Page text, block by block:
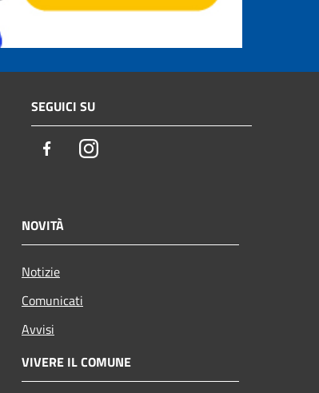
SEGUICI SU
FacebookInstagram
NOVITÀ
Notizie
Comunicati
Avvisi
VIVERE IL COMUNE